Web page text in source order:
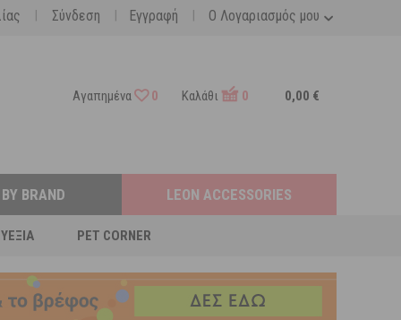
Ο Λογαριασμός μου
| Σύνδεση | Εγγραφή |
Αγαπημένα 0 Καλάθι 0 0,00 €
PET CORNER
BRAND LEON ACCESSORIES